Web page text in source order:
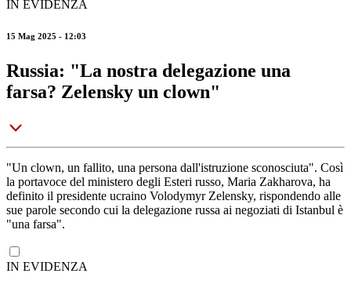
IN EVIDENZA
15 Mag 2025 - 12:03
Russia: "La nostra delegazione una
farsa? Zelensky un clown"
"Un clown, un fallito, una persona dall'istruzione sconosciuta". Così
la portavoce del ministero degli Esteri russo, Maria Zakharova, ha
definito il presidente ucraino Volodymyr Zelensky, rispondendo alle
sue parole secondo cui la delegazione russa ai negoziati di Istanbul è
"una farsa".
IN EVIDENZA